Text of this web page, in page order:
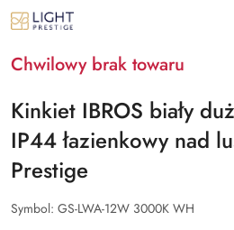
NAZWA
PRODUCENTA:
PRESTIGE
Chwilowy brak towaru
Kinkiet IBROS biały
IP44 łazienkowy nad
Prestige
Symbol: GS-LWA-12W 3000K WH